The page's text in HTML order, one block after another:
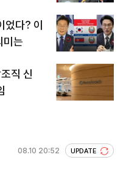
다? 이
미는
직 신
08.10 20:52 UPDATE